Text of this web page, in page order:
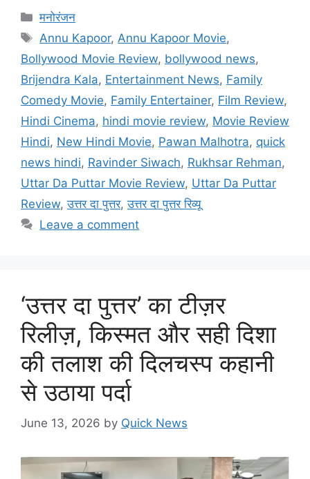
मनोरंजन
Annu Kapoor,Annu Kapoor Movie,
Bollywood Movie Review, bollywood news,
Brijendra Kala, Entertainment News, Family
Comedy Movie, Family Entertainer, Film Review,
Hindi Cinema, hindi movie review, Movie Review
Hindi, New Hindi Movie, Pawan Malhotra, quick
news hindi, Ravinder Siwach, Rukhsar Rehman,
Uttar Da Puttar Movie Review, Uttar Da Puttar
Review,उत्तर दा पुत्तर,उत्तर दा पुत्तर रिव्यू
Leave a comment
‘उत्तर दा पुत्तर’ का टीज़र
रिलीज़, किस्मत और सही दिशा
की तलाश की दिलचस्प कहानी
से उठाया पर्दा
June 13, 2026 by Quick News